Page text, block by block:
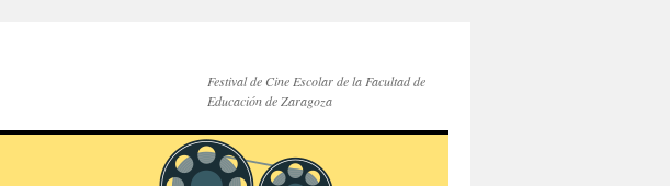
Festival de Cine Escolar de la Facultad de
Educación de Zaragoza